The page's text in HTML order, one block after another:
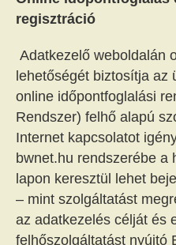
regisztráció
Adatkezelő weboldalán
lehetőségét biztosítja az
online időpontfoglalási
Rendszer) felhő alapú
Internet kapcsolatot
bwnet.hu rendszerébe a
lapon keresztül lehet
– mint szolgáltatást
az adatkezelés célját és
felhőszolgáltatást nyújtó